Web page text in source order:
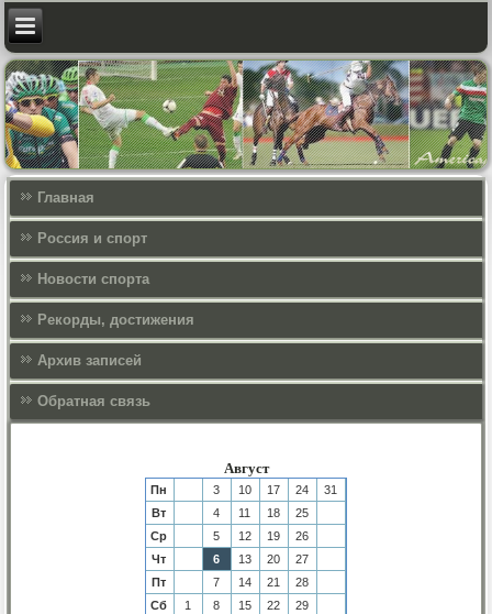
Главная
Россия и спорт
Новости спорта
Рекорды, достижения
Архив записей
Обратная связь
Август
Пн 3 10 17 24
31
Вт
4 11 18
25
Ср
5 12 19
26
Чт
6 13 20
27
Пт
7 14 21
28
Сб
1 8 15 22
29